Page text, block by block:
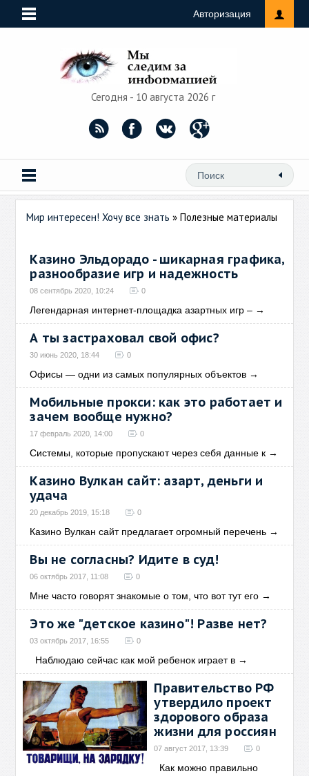
Авторизация
Сегодня - 10 августа 2026 г
Мир интересен! Хочу все знать » Полезные материалы
Казино Эльдорадо - шикарная графика,
разнообразие игр и надежность
08 сентябрь 2020, 10:24 0
Легендарная интернет-площадка азартных игр – →
А ты застраховал свой офис?
30 июнь 2020, 18:44 0
Офисы — одни из самых популярных объектов →
Мобильные прокси: как это работает и
зачем вообще нужно?
17 февраль 2020, 14:00 0
Системы, которые пропускают через себя данные к →
Казино Вулкан сайт: азарт, деньги и
удача
20 декабрь 2019, 15:18 0
Казино Вулкан сайт предлагает огромный перечень →
Вы не согласны? Идите в суд!
06 октябрь 2017, 11:08 0
Мне часто говорят знакомые о том, что вот тут его →
Это же "детское казино"! Разве нет?
03 октябрь 2017, 16:55 0
Наблюдаю сейчас как мой ребенок играет в →
Правительство РФ
утвердило проект
здорового образа
жизни для россиян
07 август 2017, 13:39 0
Как можно правильно